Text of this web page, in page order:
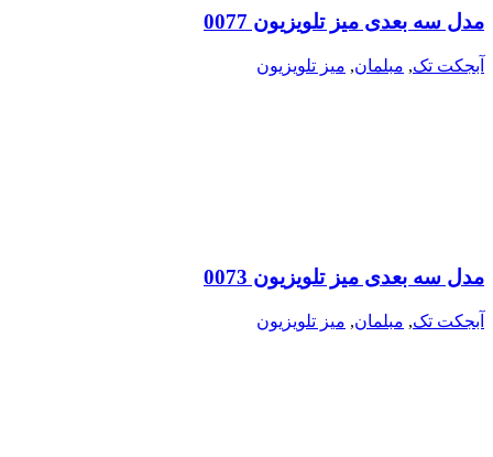
مدل سه بعدی میز تلویزیون 0077
آبجکت تک, مبلمان, میز تلویزیون
مدل سه بعدی میز تلویزیون 0073
آبجکت تک, مبلمان, میز تلویزیون